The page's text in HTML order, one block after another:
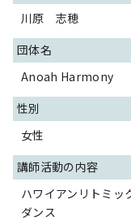
川原 志穂
団体名
Anoah Harmony
性別
女性
講師活動の内容
ハワイアンリトミッ
ダンス